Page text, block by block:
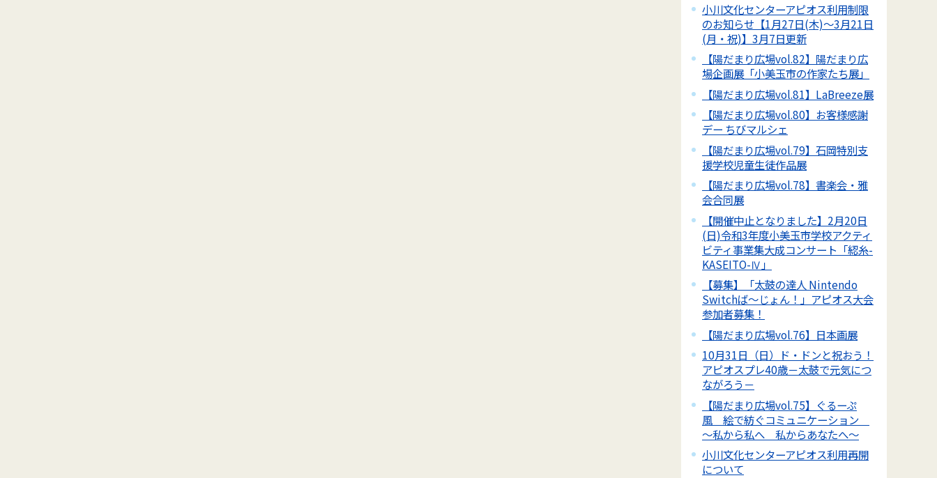
小川文化センターアピオス利用制限
のお知らせ【1月27日(木)～3月21日
(月・祝)】3月7日更新
【陽だまり広場vol.82】陽だまり広
場企画展「小美玉市の作家たち展」
【陽だまり広場vol.81】LaBreeze展
【陽だまり広場vol.80】お客様感謝
デー ちびマルシェ
【陽だまり広場vol.79】石岡特別支
援学校児童生徒作品展
【陽だまり広場vol.78】書楽会・雅
会合同展
【開催中止となりました】2月20日
(日)令和3年度小美玉市学校アクティ
ビティ事業集大成コンサート「綛糸-
KASEITO-Ⅳ」
【募集】「太鼓の達人 Nintendo
Switchば～じょん！」アピオス大会
参加者募集！
【陽だまり広場vol.76】日本画展
10月31日（日）ド・ドンと祝おう！
アピオスプレ40歳－太鼓で元気につ
ながろう－
【陽だまり広場vol.75】ぐるーぷ
風 絵で紡ぐコミュニケーション
～私から私へ 私からあなたへ～
小川文化センターアピオス利用再開
について